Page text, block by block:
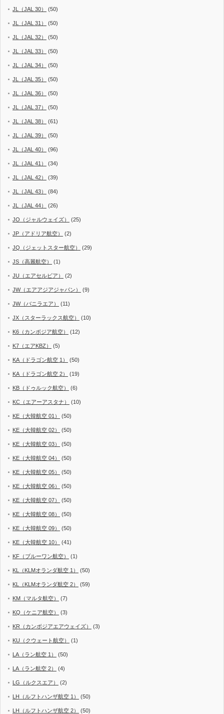
JL（JAL 30） (50)
JL（JAL 31） (50)
JL（JAL 32） (50)
JL（JAL 33） (50)
JL（JAL 34） (50)
JL（JAL 35） (50)
JL（JAL 36） (50)
JL（JAL 37） (50)
JL（JAL 38） (61)
JL（JAL 39） (50)
JL（JAL 40） (96)
JL（JAL 41） (34)
JL（JAL 42） (39)
JL（JAL 43） (84)
JL（JAL 44） (26)
JO（ジャルウェイズ） (25)
JP（アドリア航空） (2)
JQ（ジェットスター航空） (29)
JS（高麗航空） (1)
JU（エアセルビア） (2)
JW（エアアジアジャパン） (9)
JW（バニラエア） (11)
JX（スターラックス航空） (10)
K6（カンボジア航空） (12)
K7（エアKBZ） (5)
KA（ドラゴン航空 1） (50)
KA（ドラゴン航空 2） (19)
KB（ドゥルック航空） (6)
KC（エアーアスタナ） (10)
KE（大韓航空 01） (50)
KE（大韓航空 02） (50)
KE（大韓航空 03） (50)
KE（大韓航空 04） (50)
KE（大韓航空 05） (50)
KE（大韓航空 06） (50)
KE（大韓航空 07） (50)
KE（大韓航空 08） (50)
KE（大韓航空 09） (50)
KE（大韓航空 10） (41)
KF（ブルーワン航空） (1)
KL（KLMオランダ航空 1） (50)
KL（KLMオランダ航空 2） (59)
KM（マルタ航空） (7)
KQ（ケニア航空） (3)
KR（カンボジアエアウェイズ） (3)
KU（クウェート航空） (1)
LA（ラン航空 1） (50)
LA（ラン航空 2） (4)
LG（ルクスエア） (2)
LH（ルフトハンザ航空 1） (50)
LH（ルフトハンザ航空 2） (50)